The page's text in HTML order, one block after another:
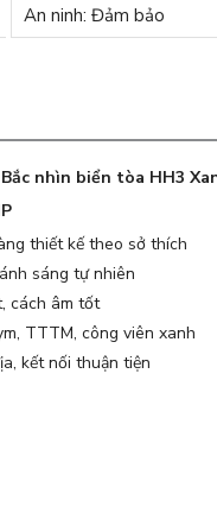
An ninh: Đảm bảo
nhìn biển tòa HH3
thiết kế theo sở thích
sáng tự nhiên
cách âm tốt
TTTM, công viên xanh
kết nối thuận tiện